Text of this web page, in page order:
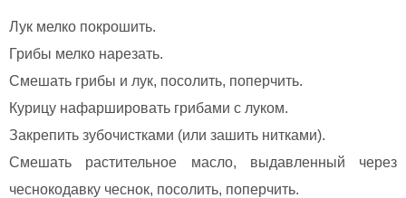
Лук мелко покрошить.
Грибы мелко нарезать.
Смешать грибы и лук, посолить, поперчить.
Курицу нафаршировать грибами с луком.
Закрепить зубочистками (или зашить нитками).
Смешать растительное масло, выдавленный через
чеснокодавку чеснок, посолить, поперчить.